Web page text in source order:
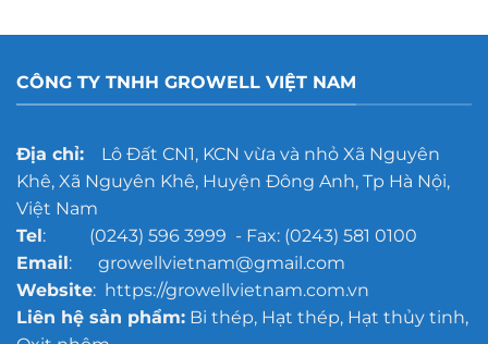
CÔNG TY TNHH GROWELL VIỆT NAM
Địa chỉ:Lô Đất CN1, KCN vừa và nhỏ Xã Nguyên
Khê, Xã Nguyên Khê, Huyện Đông Anh, Tp Hà Nội,
Việt Nam
Tel: (0243) 596 3999 - Fax: (0243) 581 0100
Email: growellvietnam@gmail.com
Website: https://growellvietnam.com.vn
Liên hệ sản phẩm:Bi thép, Hạt thép, Hạt thủy tinh,